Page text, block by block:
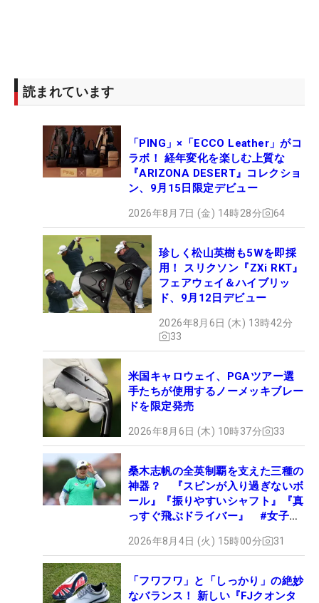
読まれています
「PING」×「ECCO Leather」がコ
ラボ！ 経年変化を楽しむ上質な
『ARIZONA DESERT』コレクショ
ン、9月15日限定デビュー
2026年8月7日 (金) 14時28分 64
珍しく松山英樹も5Wを即採
用！ スリクソン『ZXi RKT』
フェアウェイ＆ハイブリッ
ド、9月12日デビュー
2026年8月6日 (木) 13時42分
33
米国キャロウェイ、PGAツアー選
手たちが使用するノーメッキブレー
ドを限定発売
2026年8月6日 (木) 10時37分 33
桑木志帆の全英制覇を支えた三種の
神器？ 『スピンが入り過ぎないボ
ール』『振りやすいシャフト』『真
っすぐ飛ぶドライバー』 #女子プ
2026年8月4日 (火) 15時00分 31
「フワフワ」と「しっかり」の絶妙
なバランス！ 新しい『FJクオンタ